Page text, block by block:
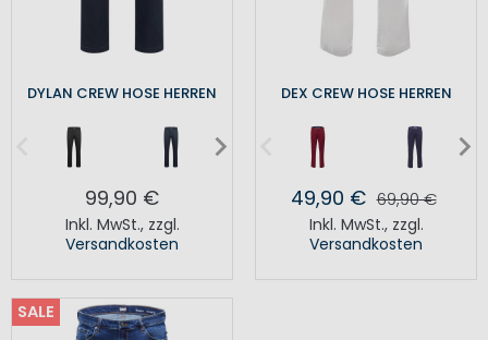
DYLAN CREW HOSE HERREN
99,90 €
Inkl. MwSt., zzgl.
Versandkosten
DEX CREW HOSE HERREN
49,90 € 69,90 €
Inkl. MwSt., zzgl.
Versandkosten
SALE